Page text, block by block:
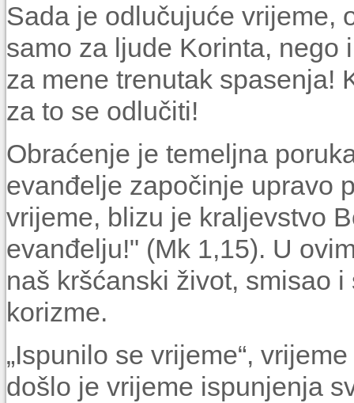
Sada je odlučujuće vrijeme,
samo za ljude Korinta, nego
za mene trenutak spasenja!
za to se odlučiti!
Obraćenje je temeljna
evanđelje započinje upravo
vrijeme, blizu je kraljevstvo
evanđelju!" (Mk 1,15). U
naš kršćanski život, smisao
korizme.
„Ispunilo se vrijeme“,
došlo je vrijeme ispunjenja